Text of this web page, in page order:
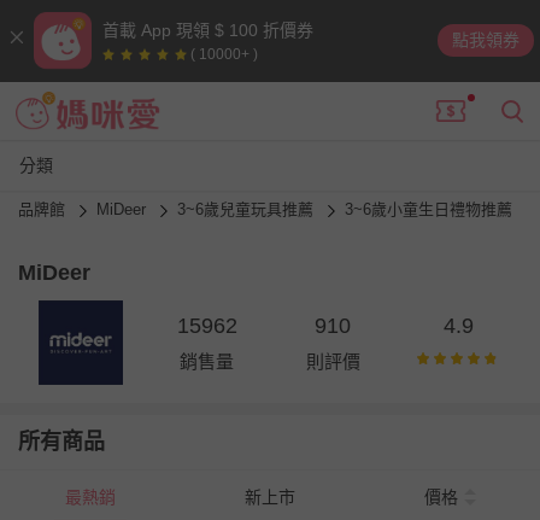
首載 App 現領 $ 100 折價券
( 10000+ )
點我領券
分類
品牌館 MiDeer 3~6歲兒童玩具推薦 3~6歲小童生日禮物推薦
MiDeer
15962
銷售量
910
則評價
4.9
所有商品
最熱銷 新上市 價格